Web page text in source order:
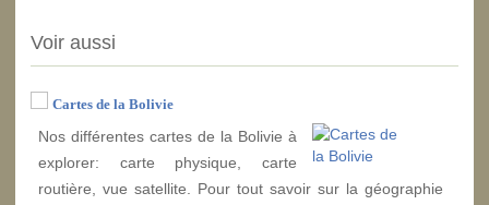
Voir aussi
Cartes de la Bolivie
Nos différentes cartes de la Bolivie à
explorer: carte physique, carte
routière, vue satellite. Pour tout savoir sur la géographie